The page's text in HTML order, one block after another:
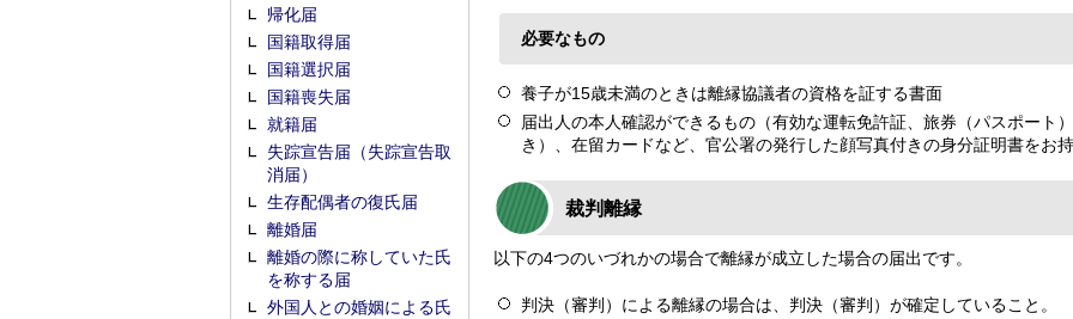
帰化届
国籍取得届
国籍選択届
国籍喪失届
就籍届
失踪宣告届（失踪宣告取
消届）
生存配偶者の復氏届
離婚届
離婚の際に称していた氏
を称する届
外国人との婚姻による氏
必要なもの
養子が15歳未満のときは離縁協議者の資格を証する書面
届出人の本人確認ができるもの（有効な運転免許証、旅券（パスポート
き）、在留カードなど、官公署の発行した顔写真付きの身分証明書をお持
裁判離縁
以下の4つのいづれかの場合で離縁が成立した場合の届出です。
判決（審判）による離縁の場合は、判決（審判）が確定していること。